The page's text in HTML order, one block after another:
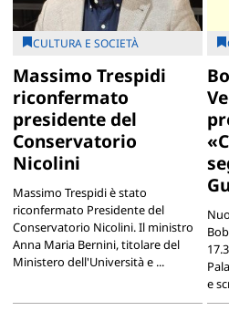
CULTURA E SOCIETÀ
Massimo Trespidi
riconfermato
presidente del
Conservatorio
Nicolini
Massimo Trespidi è stato
riconfermato Presidente del
Conservatorio Nicolini. Il ministro
Anna Maria Bernini, titolare del
Ministero dell'Università e ...
e